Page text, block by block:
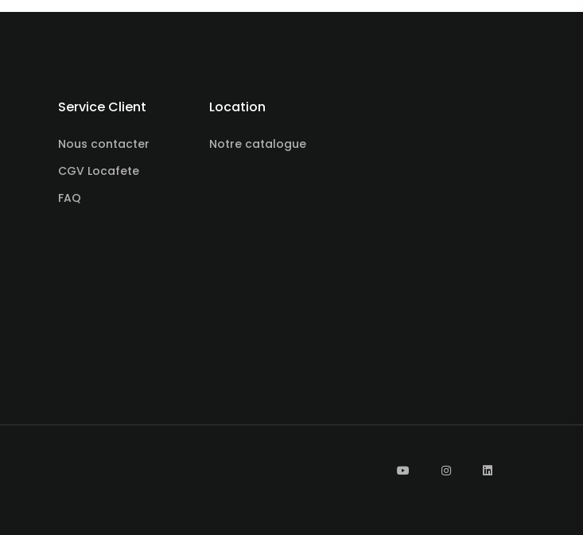
Service Client
Nous contacter
CGV Locafete
FAQ
Location
Notre catalogue